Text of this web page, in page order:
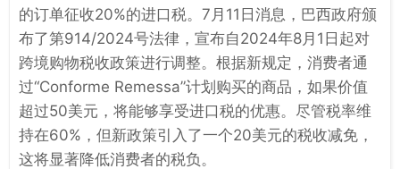
的订单征收20%的进口税。7月11日消息，巴西政府颁
布了第914/2024号法律，宣布自2024年8月1日起对
跨境购物税收政策进行调整。根据新规定，消费者通
过“Conforme Remessa”计划购买的商品，如果价值
超过50美元，将能够享受进口税的优惠。尽管税率维
持在60%，但新政策引入了一个20美元的税收减免，
这将显著降低消费者的税负。